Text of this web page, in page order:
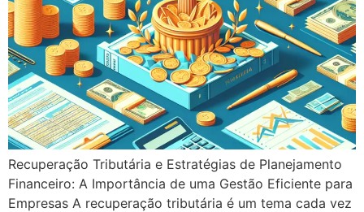
Recuperação Tributária e Estratégias de Planejamento
Financeiro: A Importância de uma Gestão Eficiente para
Empresas A recuperação tributária é um tema cada vez